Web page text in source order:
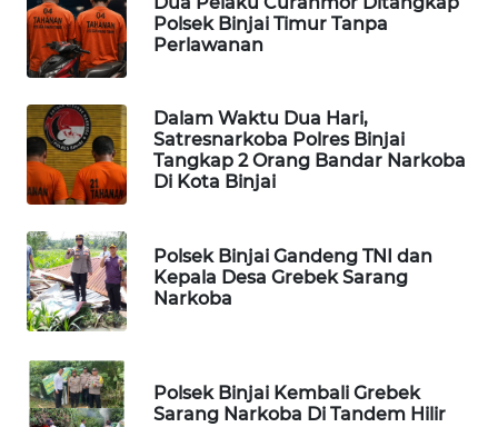
Polsek Binjai Timur Tanpa
Perlawanan
Dalam Waktu Dua Hari,
Satresnarkoba Polres Binjai
Tangkap 2 Orang Bandar Narkoba
Di Kota Binjai
Polsek Binjai Gandeng TNI dan
Kepala Desa Grebek Sarang
Narkoba
Polsek Binjai Kembali Grebek
Sarang Narkoba Di Tandem Hilir
PORTAL
KONSUMEN
ALPERKLINAS
TAMBANG
NEWS
SITUNGIR
NEWS